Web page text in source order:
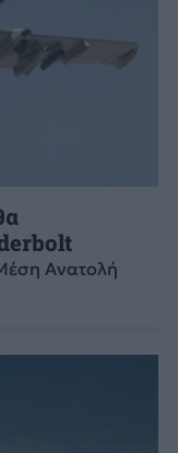
Ανατολή